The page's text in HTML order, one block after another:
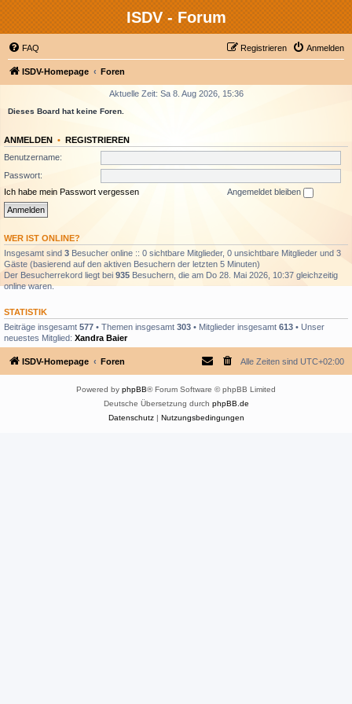
ISDV - Forum
FAQ Anmelden
Registrieren
ISDV-Homepage Foren
Aktuelle Zeit: Sa 8. Aug 2026, 15:36
Dieses Board hat keine Foren.
ANMELDEN • REGISTRIEREN
Benutzername:
Passwort:
Ich habe mein Passwort vergessen
Angemeldet bleiben
WER IST ONLINE?
Insgesamt sind 3 Besucher online :: 0 sichtbare Mitglieder, 0 unsichtbare Mitglieder und 3
Gäste (basierend auf den aktiven Besuchern der letzten 5 Minuten)
Der Besucherrekord liegt bei 935 Besuchern, die am Do 28. Mai 2026, 10:37 gleichzeitig
online waren.
STATISTIK
Beiträge insgesamt 577 • Themen insgesamt 303 • Mitglieder insgesamt 613 • Unser
neuestes Mitglied: Xandra Baier
ISDV-Homepage Foren Alle Zeiten sind UTC+02:00
Powered by phpBB® Forum Software © phpBB Limited
Deutsche Übersetzung durch phpBB.de
Datenschutz| Nutzungsbedingungen